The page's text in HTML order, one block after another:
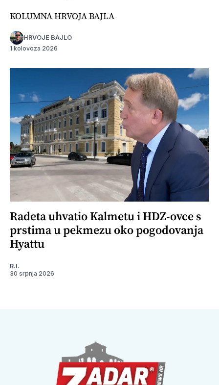
KOLUMNA HRVOJA BAJLA
HRVOJE BAJLO
1 kolovoza 2026
Radeta uhvatio Kalmetu i HDZ-ovce s
prstima u pekmezu oko pogodovanja
Hyattu
R.I.
30 srpnja 2026